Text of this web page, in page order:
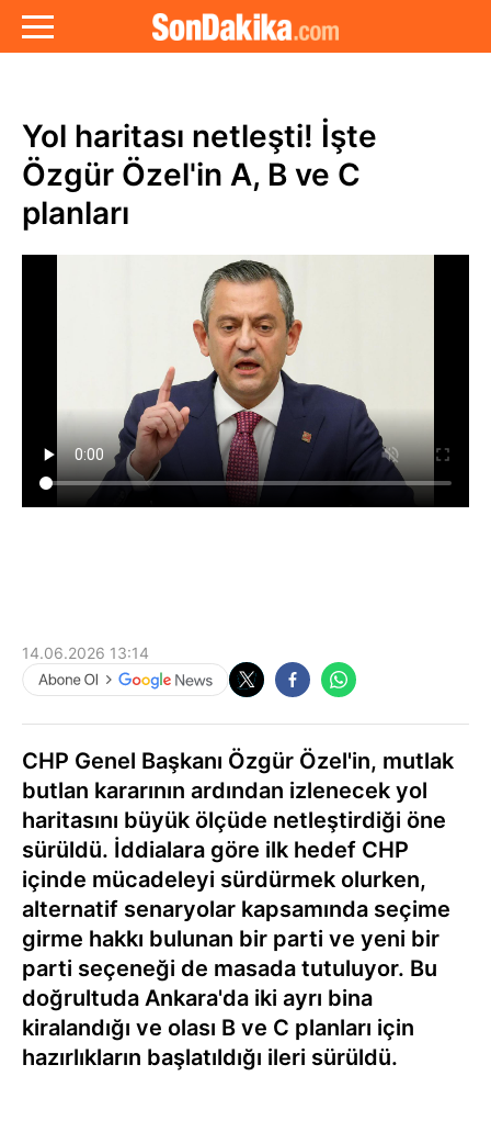
Yol haritası netleşti! İşte
Özgür Özel'in A, B ve C
planları
14.06.2026 13:14
CHP Genel Başkanı Özgür Özel'in, mutlak
butlan kararının ardından izlenecek yol
haritasını büyük ölçüde netleştirdiği öne
sürüldü. İddialara göre ilk hedef CHP
içinde mücadeleyi sürdürmek olurken,
alternatif senaryolar kapsamında seçime
girme hakkı bulunan bir parti ve yeni bir
parti seçeneği de masada tutuluyor. Bu
doğrultuda Ankara'da iki ayrı bina
kiralandığı ve olası B ve C planları için
hazırlıkların başlatıldığı ileri sürüldü.